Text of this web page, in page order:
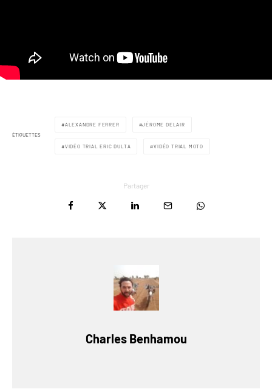
ÉTIQUETTES
ALEXANDRE FERRER JÉROME DELAIR
VIDÉO TRIAL ERIC DULTA VIDÉO TRIAL MOTO
Partager
Charles Benhamou